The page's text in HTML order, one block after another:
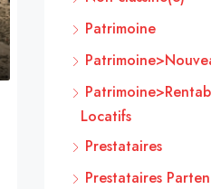
Patrimoine
Locatifs
Prestataires
Prestataires